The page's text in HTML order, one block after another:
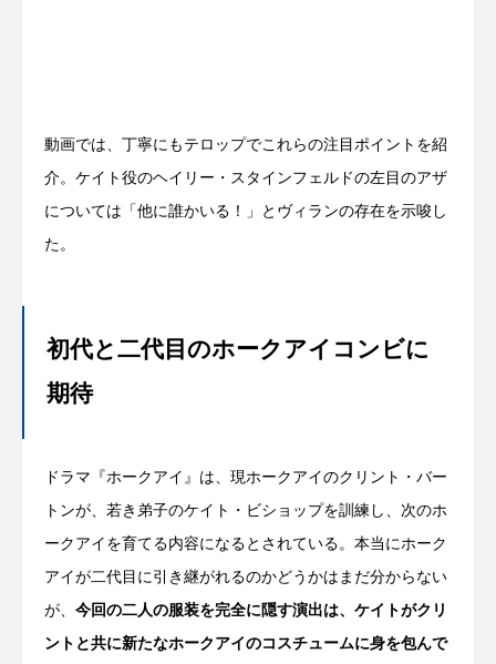
動画では、丁寧にもテロップでこれらの注目ポイントを紹
介。ケイト役のヘイリー・スタインフェルドの左目のアザ
については「他に誰かいる！」とヴィランの存在を示唆し
た。
初代と二代目のホークアイコンビに
期待
ドラマ『ホークアイ』は、現ホークアイのクリント・バー
トンが、若き弟子のケイト・ビショップを訓練し、次のホ
ークアイを育てる内容になるとされている。本当にホーク
アイが二代目に引き継がれるのかどうかはまだ分からない
が、 今回の二人の服装を完全に隠す演出は、ケイトがクリ
ントと共に新たなホークアイのコスチュームに身を包んで